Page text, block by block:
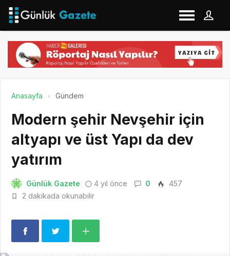
Anasayfa Gündem
Modern şehir Nevşehir için
altyapı ve üst Yapı da dev
yatırım
Günlük Gazete 4 yıl önce 0
457
2 dakikada okunabilir